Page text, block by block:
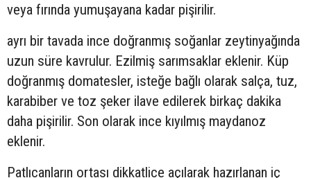
veya fırında yumuşayana kadar pişirilir.
ayrı bir tavada ince doğranmış soğanlar zeytinyağında
uzun süre kavrulur. Ezilmiş sarımsaklar eklenir. Küp
doğranmış domatesler, isteğe bağlı olarak salça, tuz,
karabiber ve toz şeker ilave edilerek birkaç dakika
daha pişirilir. Son olarak ince kıyılmış maydanoz
eklenir.
Patlıcanların ortası dikkatlice açılarak hazırlanan iç